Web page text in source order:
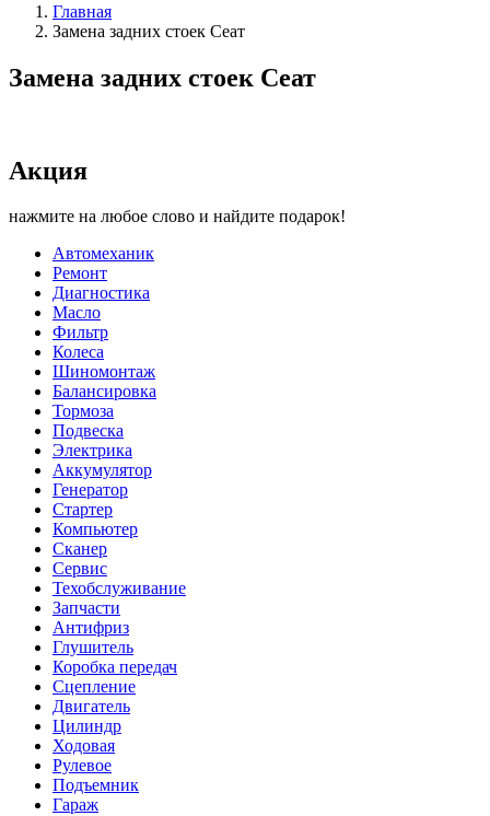
Главная
Замена задних стоек Сеат
Замена задних стоек Сеат
Акция
нажмите на любое слово и найдите подарок!
Автомеханик
Ремонт
Диагностика
Масло
Фильтр
Колеса
Шиномонтаж
Балансировка
Тормоза
Подвеска
Электрика
Аккумулятор
Генератор
Стартер
Компьютер
Сканер
Сервис
Техобслуживание
Запчасти
Антифриз
Глушитель
Коробка передач
Сцепление
Двигатель
Цилиндр
Ходовая
Рулевое
Подъемник
Гараж